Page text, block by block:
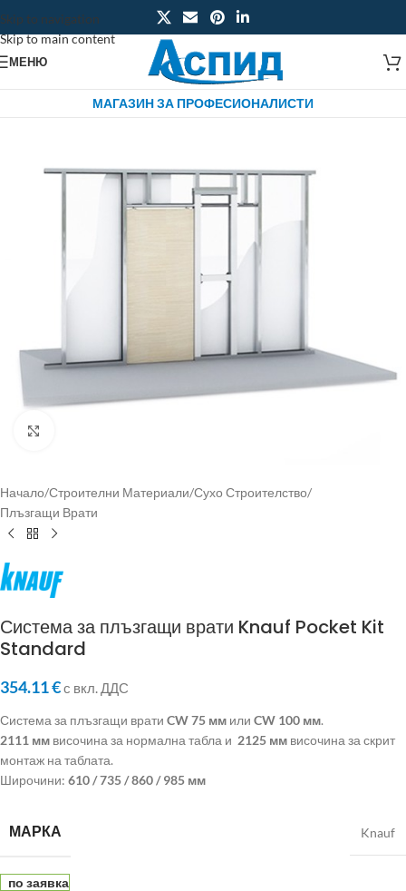
Skip to navigation
Skip to main content
МЕНЮ
МАГАЗИН ЗА ПРОФЕСИОНАЛИСТИ
Начало/Строителни Материали/Сухо Строителство/
Плъзгащи Врати
Система за плъзгащи врати Knauf Pocket Kit
Standard
354.11€с вкл. ДДС
Система за плъзгащи врати CW 75 мм или CW 100 мм.
2111 мм височина за нормална табла и 2125 мм височина за скрит
монтаж на таблата.
Широчини: 610 / 735 / 860 / 985 мм
МАРКА Knauf
по заявка